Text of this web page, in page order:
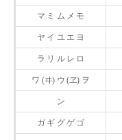
マ ミ ム メ モ
ヤ イ ユ エ ヨ
ラ リ ル レ ロ
ワ (ヰ) ウ (ヱ) ヲ
ン
ガ ギ グ ゲ ゴ